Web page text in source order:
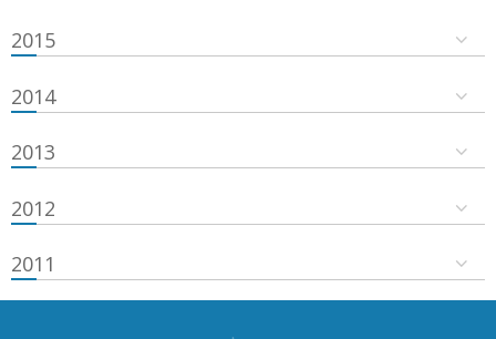
2015
2014
2013
2012
2011